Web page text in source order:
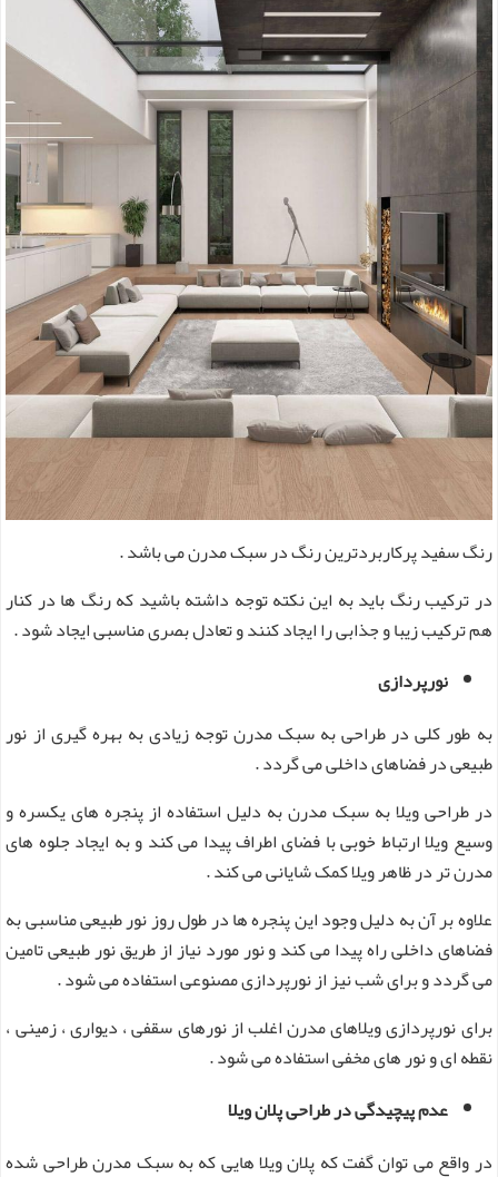
رنگ‌ سفید پرکاربردترین رنگ در سبک مدرن می باشد .
در ترکیب رنگ باید به این نکته توجه داشته باشید که رنگ ها در کنار
هم ترکیب زیبا و جذابی را ایجاد کنند و تعادل بصری مناسبی ایجاد شود .
نورپردازی
به طور کلی در طراحی به سبک مدرن توجه زیادی به بهره گیری از نور
طبیعی در فضاهای داخلی می گردد .
در طراحی ویلا به سبک مدرن به دلیل استفاده از پنجره های یکسره و
وسیع ویلا ارتباط خوبی با فضای اطراف پیدا می‌ کند و به ایجاد جلوه های
مدرن تر در ظاهر ویلا کمک شایانی می‌ کند .
علاوه بر آن به دلیل وجود این پنجره ها در طول روز نور طبیعی مناسبی به
فضاهای داخلی راه پیدا می کند و نور مورد نیاز از طریق نور طبیعی تامین
می گردد و برای شب نیز از نورپردازی مصنوعی استفاده می‌ شود .
برای نورپردازی ویلاهای مدرن اغلب از نورهای سقفی ، دیواری ، زمینی ،
نقطه‌ ای و نور های مخفی استفاده می شود .
عدم پیچیدگی در طراحی پلان ویلا
در واقع می‌ توان گفت که پلان ویلا هایی که به سبک مدرن طراحی شده‌